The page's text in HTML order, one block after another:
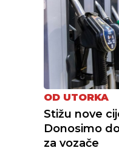
OD UTORKA
Stižu nove
Donosimo
za vozače